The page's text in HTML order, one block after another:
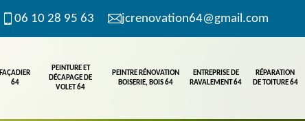
06 10 28 95 63 jcrenovation64@gmail.com
FAÇADIER
64
PEINTURE ET
DÉCAPAGE DE
VOLET 64
PEINTRE RÉNOVATION
BOISERIE, BOIS 64
ENTREPRISE DE
RAVALEMENT 64
RÉPARATION
DE TOITURE 64